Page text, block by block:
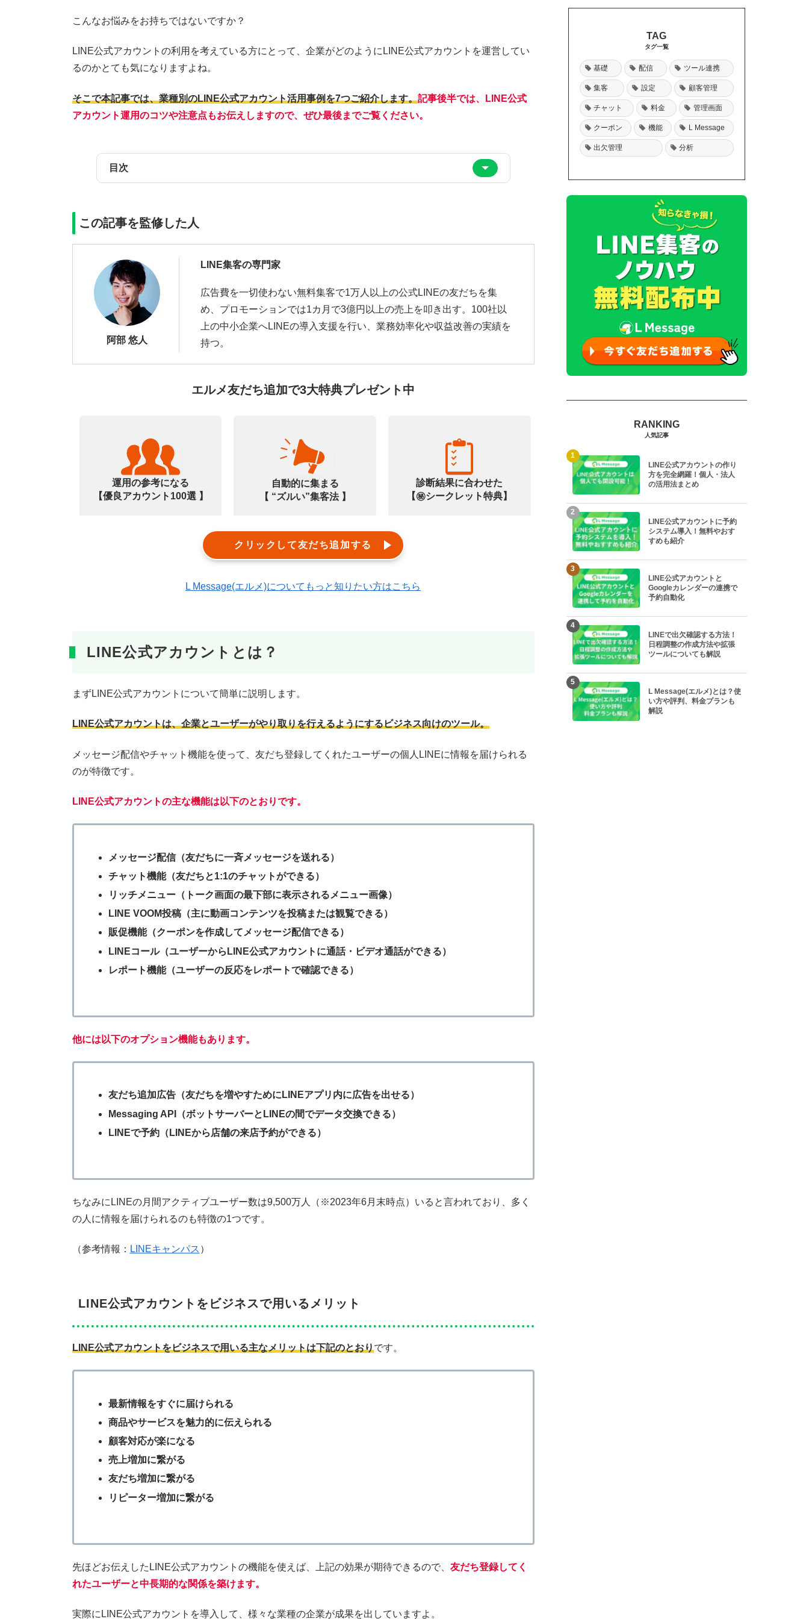
こんなお悩みをお持ちではないですか？
LINE公式アカウントの利用を考えている方にとって、企業がどのようにLINE公式アカウントを運営してい
るのかとても気になりますよね。
そこで本記事では、業種別のLINE公式アカウント活用事例を7つご紹介します。記事後半では、LINE公式
アカウント運用のコツや注意点もお伝えしますので、ぜひ最後までご覧ください。
目次
この記事を監修した人
阿部 悠人
LINE集客の専門家
広告費を一切使わない無料集客で1万人以上の公式LINEの友だちを集
め、プロモーションでは1カ月で3億円以上の売上を叩き出す。100社以
上の中小企業へLINEの導入支援を行い、業務効率化や収益改善の実績を
持つ。
エルメ友だち追加で3大特典プレゼント中
運用の参考になる
【優良アカウント100選 】
自動的に集まる
【 “ズルい”集客法 】
診断結果に合わせた
【㊙️シークレット特典】
クリックして友だち追加する
L Message(エルメ)についてもっと知りたい方はこちら
LINE公式アカウントとは？
まずLINE公式アカウントについて簡単に説明します。
LINE公式アカウントは、企業とユーザーがやり取りを行えるようにするビジネス向けのツール。
メッセージ配信やチャット機能を使って、友だち登録してくれたユーザーの個人LINEに情報を届けられる
のが特徴です。
LINE公式アカウントの主な機能は以下のとおりです。
メッセージ配信（友だちに一斉メッセージを送れる）
チャット機能（友だちと1:1のチャットができる）
リッチメニュー（トーク画面の最下部に表示されるメニュー画像）
LINE VOOM投稿（主に動画コンテンツを投稿または観覧できる）
販促機能（クーポンを作成してメッセージ配信できる）
LINEコール（ユーザーからLINE公式アカウントに通話・ビデオ通話ができる）
レポート機能（ユーザーの反応をレポートで確認できる）
他には以下のオプション機能もあります。
友だち追加広告（友だちを増やすためにLINEアプリ内に広告を出せる）
Messaging API（ボットサーバーとLINEの間でデータ交換できる）
LINEで予約（LINEから店舗の来店予約ができる）
ちなみにLINEの月間アクティブユーザー数は9,500万人（※2023年6月末時点）いると言われており、多く
の人に情報を届けられるのも特徴の1つです。
（参考情報： LINEキャンパス ）
LINE公式アカウントをビジネスで用いるメリット
LINE公式アカウントをビジネスで用いる主なメリットは下記のとおりです。
最新情報をすぐに届けられる
商品やサービスを魅力的に伝えられる
顧客対応が楽になる
売上増加に繋がる
友だち増加に繋がる
リピーター増加に繋がる
先ほどお伝えしたLINE公式アカウントの機能を使えば、上記の効果が期待できるので、 友だち登録してく
れたユーザーと中長期的な関係を築けます。
実際にLINE公式アカウントを導入して、様々な業種の企業が成果を出していますよ。
タグ一覧
基礎 配信 ツール連携
集客 設定 顧客管理
チャット 料金 管理画面
クーポン 機能 L Message
出欠管理 分析
人気記事
1
LINE公式アカウントの作り
方を完全網羅！個人・法人
の活用法まとめ
2
LINE公式アカウントに予約
システム導入！無料やおす
すめも紹介
3
LINE公式アカウントと
Googleカレンダーの連携で
予約自動化
4
LINEで出欠確認する方法！
日程調整の作成方法や拡張
ツールについても解説
5
L Message(エルメ)とは？使
い方や評判、料金プランも
解説